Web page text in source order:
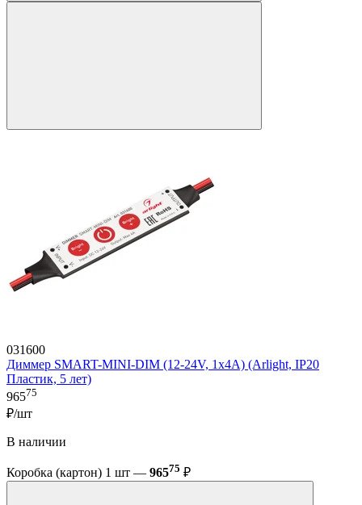
031600
Диммер SMART-MINI-DIM (12-24V, 1x4A) (Arlight, IP20
Пластик, 5 лет)
96575
₽/шт
В наличии
Коробка (картон) 1 шт — 96575 ₽